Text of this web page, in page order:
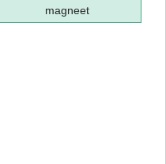
magneet